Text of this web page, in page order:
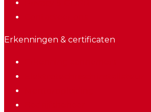
Erkenningen & certificaten